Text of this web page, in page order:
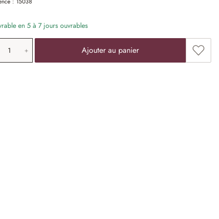
en 5 à 7 jours ouvrables
de produit: saisissez la valeur
Ajouter au panier